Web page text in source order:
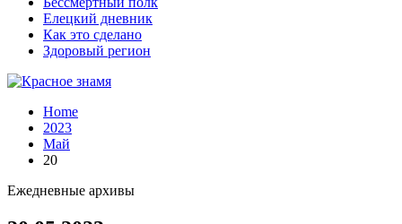
Елецкий дневник
Как это сделано
Здоровый регион
Home
2023
Май
20
Ежедневные архивы